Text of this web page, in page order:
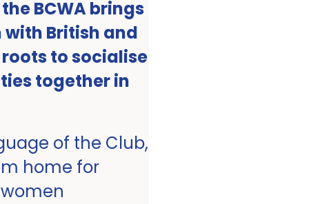
BCWA brings
British and
to socialise
together in
of the Club,
home for